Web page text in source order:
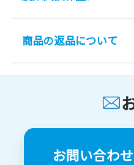
商品の返品について
お問い合わ